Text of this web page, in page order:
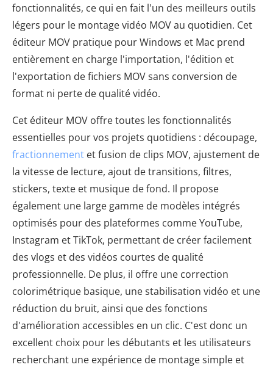
fonctionnalités, ce qui en fait l'un des meilleurs outils
légers pour le montage vidéo MOV au quotidien. Cet
éditeur MOV pratique pour Windows et Mac prend
entièrement en charge l'importation, l'édition et
l'exportation de fichiers MOV sans conversion de
format ni perte de qualité vidéo.
Cet éditeur MOV offre toutes les fonctionnalités
essentielles pour vos projets quotidiens : découpage,
fractionnement et fusion de clips MOV, ajustement de
la vitesse de lecture, ajout de transitions, filtres,
stickers, texte et musique de fond. Il propose
également une large gamme de modèles intégrés
optimisés pour des plateformes comme YouTube,
Instagram et TikTok, permettant de créer facilement
des vlogs et des vidéos courtes de qualité
professionnelle. De plus, il offre une correction
colorimétrique basique, une stabilisation vidéo et une
réduction du bruit, ainsi que des fonctions
d'amélioration accessibles en un clic. C'est donc un
excellent choix pour les débutants et les utilisateurs
recherchant une expérience de montage simple et